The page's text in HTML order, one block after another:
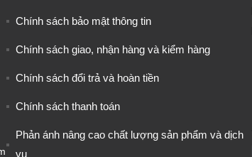
Chính sách bảo mật thông tin
Chính sách giao, nhận hàng và kiểm hàng
Chính sách đổi trả và hoàn tiền
Chính sách thanh toán
Phản ánh nâng cao chất lượng sản phẩm và dịch
vụ